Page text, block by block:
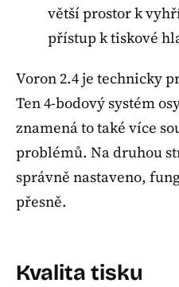
větší prostor k
přístup k tiskové
Voron 2.4 je technicky
Ten 4-bodový systém
znamená to také více
problémů. Na druhou
správně nastaveno,
přesně.
Kvalita tisku